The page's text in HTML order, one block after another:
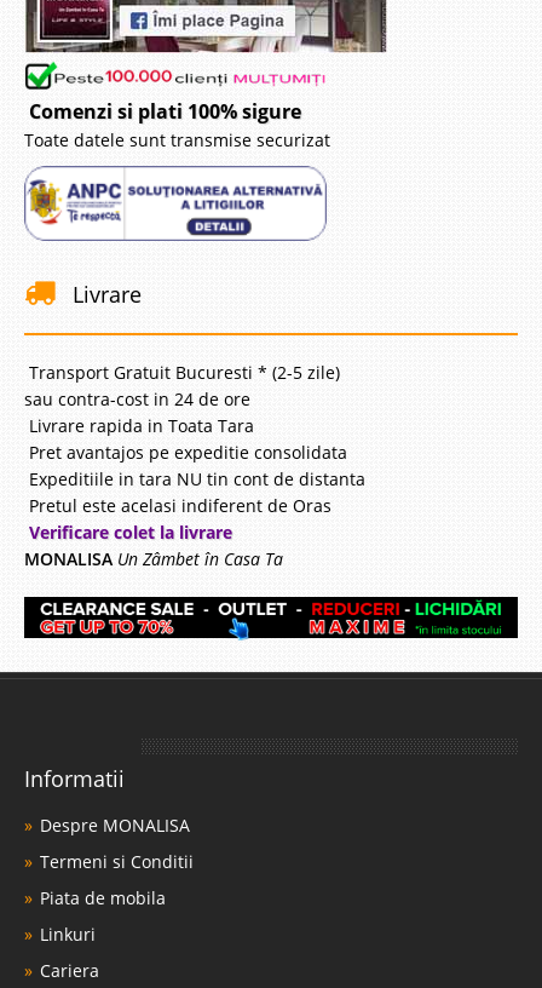
Comenzi si plati 100% sigure
Toate datele sunt transmise securizat
Livrare
Transport Gratuit Bucuresti * (2-5 zile)
sau contra-cost in 24 de ore
Livrare rapida in Toata Tara
Pret avantajos pe expeditie consolidata
Expeditiile in tara NU tin cont de distanta
Pretul este acelasi indiferent de Oras
Verificare colet la livrare
MONALISA Un Zâmbet în Casa Ta
Informatii
Despre MONALISA
Termeni si Conditii
Piata de mobila
Linkuri
Cariera